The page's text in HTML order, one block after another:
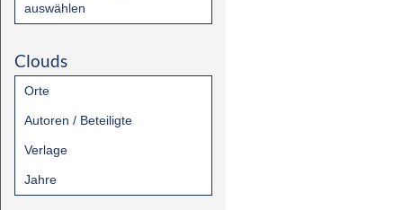
auswählen
Clouds
Orte
Autoren / Beteiligte
Verlage
Jahre